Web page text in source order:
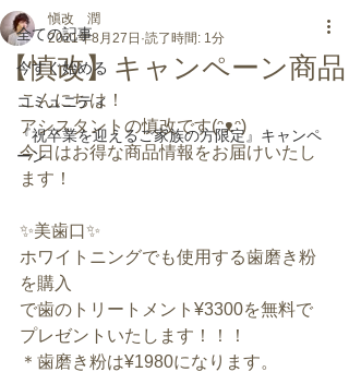
全ての記事
今すぐ始める
コミュニティ
『祝卒業を迎えるご家族の方限定』キャンペ
ーン
【慎改】キャンペーン商品
愼改 潤
2021年8月27日 読了時間: 1分
こんにちは！
アシスタントの慎改です(ᵔᴥᵔ)
今日はお得な商品情報をお届けいたし
ます！
✨美歯口✨
ホワイトニングでも使用する歯磨き粉
を購入
で歯のトリートメント¥3300を無料で
プレゼントいたします！！！
＊歯磨き粉は¥1980になります。